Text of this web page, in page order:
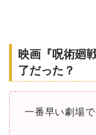
映画『呪術廻
了だった？
一番早い劇場